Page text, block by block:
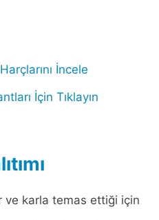
İncele
İçin Tıklayın
ve karla temas ettiği için